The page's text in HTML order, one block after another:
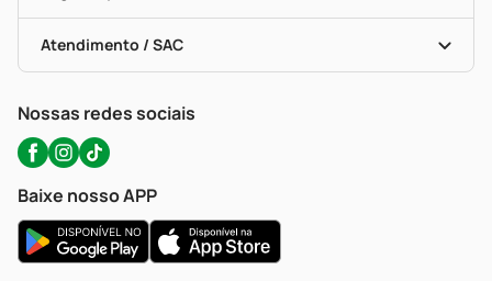
Troca E Devolução
Bulas De A A Z
Políticas De Marketplace
Testes Rápidos
Autoteste Covid-19
Certificado De Segurança
Portal Da Privacidade
Atendimento / SAC
WhatsApp (47) 9202-1687
Nossas redes sociais
Baixe nosso APP